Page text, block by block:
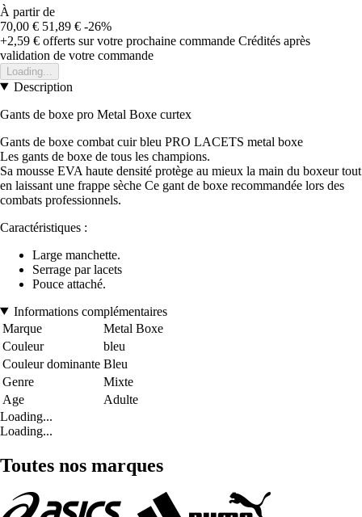
À partir de
70,00 € 51,89 € -26%
+2,59 € offerts sur votre prochaine commande Crédités après
validation de votre commande
Loading...
Description
Gants de boxe pro Metal Boxe curtex
Gants de boxe combat cuir bleu PRO LACETS metal boxe
Les gants de boxe de tous les champions.
Sa mousse EVA haute densité protège au mieux la main du boxeur tout
en laissant une frappe sèche Ce gant de boxe recommandée lors des
combats professionnels.
Caractéristiques :
Large manchette.
Serrage par lacets
Pouce attaché.
Informations complémentaires
Marque
Metal Boxe
Couleur
bleu
Couleur dominante Bleu
Genre
Mixte
Age
Adulte
Loading...
Loading...
Toutes nos marques